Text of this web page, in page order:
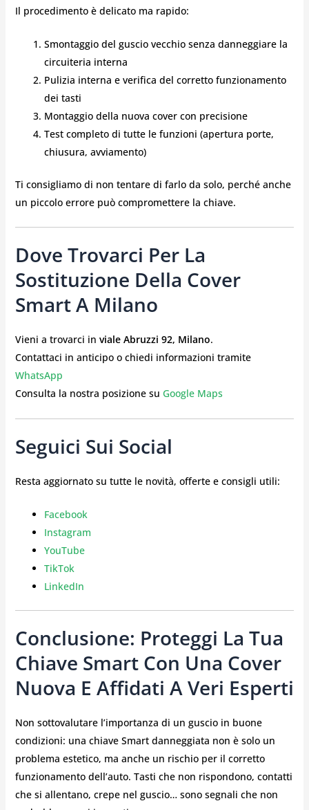
Il procedimento è delicato ma rapido:
Smontaggio del guscio vecchio senza danneggiare la
circuiteria interna
Pulizia interna e verifica del corretto funzionamento
dei tasti
Montaggio della nuova cover con precisione
Test completo di tutte le funzioni (apertura porte,
chiusura, avviamento)
Ti consigliamo di non tentare di farlo da solo, perché anche
un piccolo errore può compromettere la chiave.
Dove Trovarci Per La
Sostituzione Della Cover
Smart A Milano
Vieni a trovarci in viale Abruzzi 92, Milano.
Contattaci in anticipo o chiedi informazioni tramite
WhatsApp
Consulta la nostra posizione su Google Maps
Seguici Sui Social
Resta aggiornato su tutte le novità, offerte e consigli utili:
Facebook
Instagram
YouTube
TikTok
LinkedIn
Conclusione: Proteggi La Tua
Chiave Smart Con Una Cover
Nuova E Affidati A Veri Esperti
Non sottovalutare l’importanza di un guscio in buone
condizioni: una chiave Smart danneggiata non è solo un
problema estetico, ma anche un rischio per il corretto
funzionamento dell’auto. Tasti che non rispondono, contatti
che si allentano, crepe nel guscio… sono segnali che non